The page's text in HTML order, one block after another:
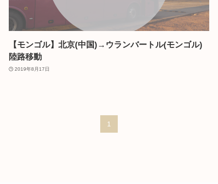
【モンゴル】北京(中国)→ウランバートル(モンゴル)
陸路移動
2019年8月17日
1